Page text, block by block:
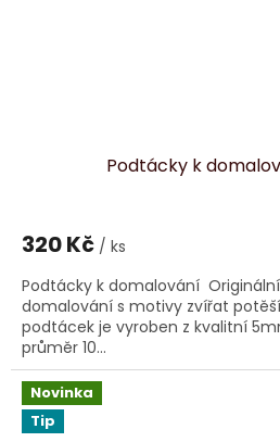
Podtácky k
320 Kč / ks
Podtácky k domalování
domalování s motivy zvířat
podtácek je vyroben z kvalitní
průměr 10...
Novinka
Tip